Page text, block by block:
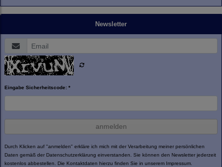
Newsletter
Eingabe Sicherheitscode: *
anmelden
Durch Klicken auf "anmelden" erkläre ich mich mit der Verarbeitung meiner persönlichen
Daten gemäß der Datenschutzerklärung einverstanden. Sie können den Newsletter jederzeit
kostenlos abbestellen. Die Kontaktdaten hierzu finden Sie in unserem Impressum.